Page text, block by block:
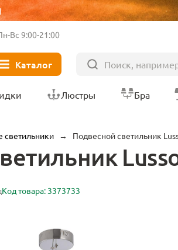
Вс 9:00-21:00
Каталог
Люстры Бра
светильники → Подвесной светильник
Код товара: 3373733